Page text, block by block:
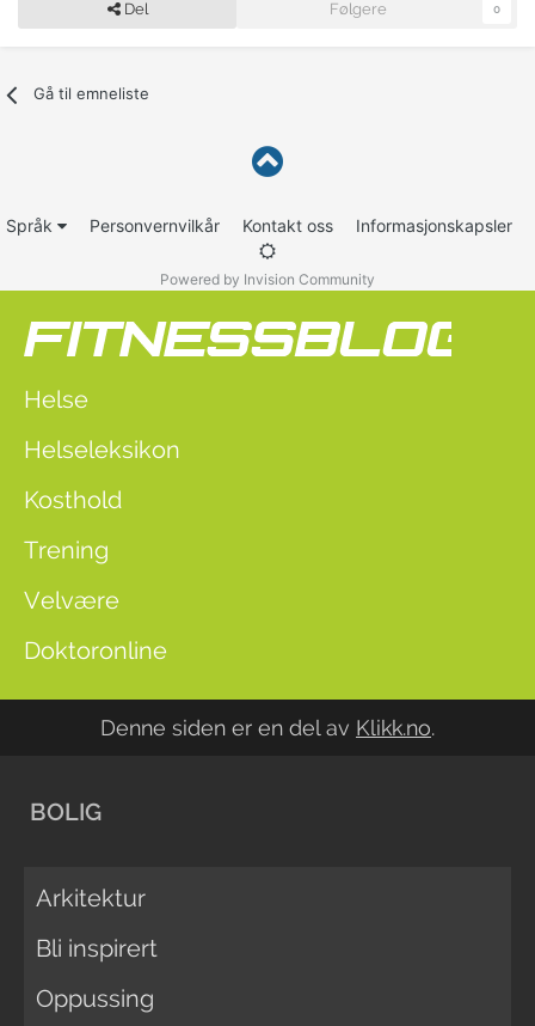
Del Følgere 0
Gå til emneliste
Språk Personvernvilkår Kontakt oss Informasjonskapsler
Powered by Invision Community
Helse
Helseleksikon
Kosthold
Trening
Velvære
Doktoronline
Denne siden er en del av Klikk.no.
BOLIG
Arkitektur
Bli inspirert
Oppussing